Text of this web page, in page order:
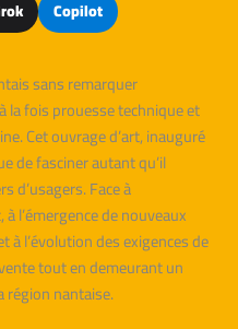
Copilot
sans remarquer
la fois prouesse technique et
Cet ouvrage d’art, inauguré
de fasciner autant qu’il
d’usagers. Face à
l’émergence de nouveaux
à l’évolution des exigences de
tout en demeurant un
région nantaise.